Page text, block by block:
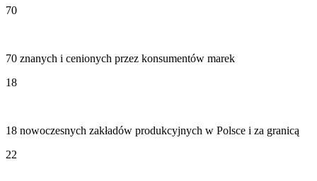
70
70 znanych i cenionych przez konsumentów marek
18
18 nowoczesnych zakładów produkcyjnych w Polsce i za granicą
22